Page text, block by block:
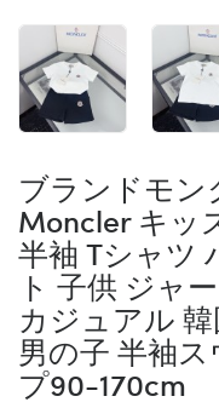
ブランドモン
Moncler キッ
半袖 Tシャツ
ト 子供 ジャ
カジュアル
男の子 半袖
プ90-170cm